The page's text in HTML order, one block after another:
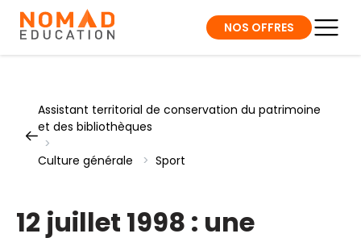
NOS OFFRES
Assistant territorial de conservation du patrimoine
et des bibliothèques
>
Culture générale
> Sport
12 juillet 1998 : une